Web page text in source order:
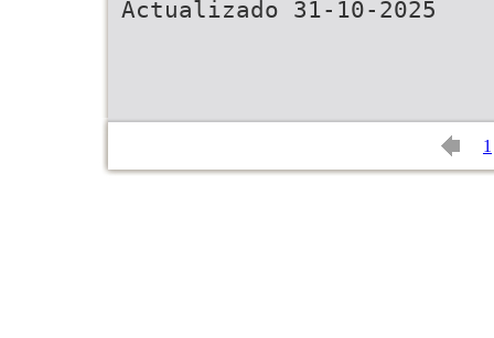
Actualizado 31-10-2025
1